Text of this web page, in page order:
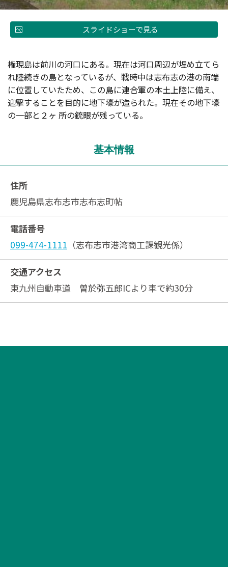
スライドショーで見る
権現島は前川の河口にある。現在は河口周辺が埋め立てら
れ陸続きの島となっているが、戦時中は志布志の港の南端
に位置していたため、この島に連合軍の本土上陸に備え、
迎撃することを目的に地下壕が造られた。現在その地下壕
の一部と２ヶ 所の銃眼が残っている。
基本情報
住所
鹿児島県志布志市志布志町帖
電話番号
099-474-1111 （志布志市港湾商工課観光係）
交通アクセス
東九州自動車道 曽於弥五郎ICより車で約30分